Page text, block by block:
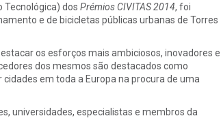
Tecnológica) dos Prémios CIVITAS 2014, foi
e de bicicletas públicas urbanas de Torres
os esforços mais ambiciosos, inovadores e
dos mesmos são destacados como
em toda a Europa na procura de uma
universidades, especialistas e membros da